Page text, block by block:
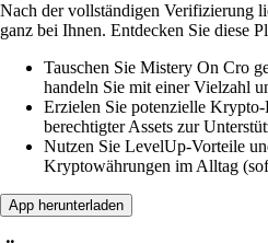
Nach der vollständigen Verifizierung
ganz bei Ihnen. Entdecken Sie diese
Tauschen Sie Mistery On Cro
handeln Sie mit einer Vielzahl
Erzielen Sie potenzielle
berechtigter Assets zur
Nutzen Sie LevelUp-Vorteile
Kryptowährungen im Alltag
App herunterladen